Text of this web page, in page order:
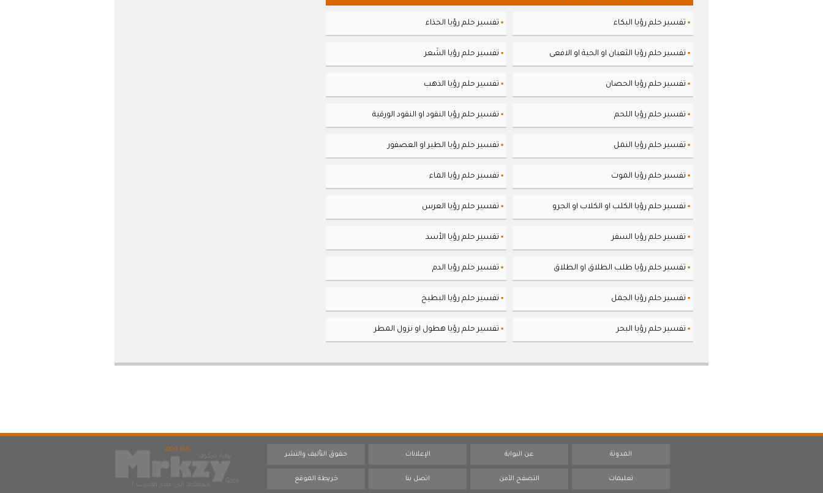
▪ تفسير حلم رؤيا البكاء ▪ تفسير حلم رؤيا الحذاء
▪ تفسير حلم رؤيا الثعبان او الحية او الافعى ▪ تفسير حلم رؤيا الشَعر
▪ تفسير حلم رؤيا الحصان ▪ تفسير حلم رؤيا الذهب
▪ تفسير حلم رؤيا اللحم ▪ تفسير حلم رؤيا النقود او النقود الورقية
▪ تفسير حلم رؤيا النمل ▪ تفسير حلم رؤيا الطير او العصفور
▪ تفسير حلم رؤيا الموت ▪ تفسير حلم رؤيا الماء
▪ تفسير حلم رؤيا الكلب او الكلاب او الجرو ▪ تفسير حلم رؤيا العرس
▪ تفسير حلم رؤيا السفر ▪ تفسير حلم رؤيا الأسد
▪ تفسير حلم رؤيا طلب الطلاق او الطلاق ▪ تفسير حلم رؤيا الدم
▪ تفسير حلم رؤيا الجمل ▪ تفسير حلم رؤيا البطيخ
▪ تفسير حلم رؤيا البحر ▪ تفسير حلم رؤيا هطول او نزول المطر
22Q 0.182S
المدونة عن البوابة الإعلانات حقوق التأليف والنشر
تعليمات التصفح الآمن اتصل بنا خريطة الموقع